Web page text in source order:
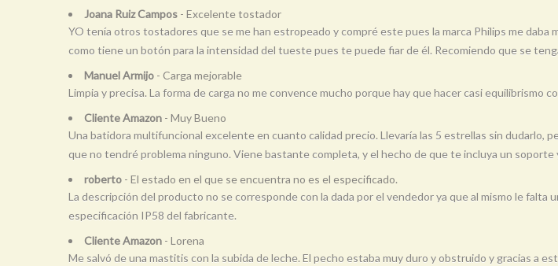
Joana Ruiz Campos - Excelente tostador
YO tenía otros tostadores que se me han estropeado y compré este pues la marca Philips me
como tiene un botón para la intensidad del tueste pues te puede fiar de él. Recomiendo que se
Manuel Armijo - Carga mejorable
Limpia y precisa. La forma de carga no me convence mucho porque hay que hacer casi equilibrismo
Cliente Amazon - Muy Bueno
Una batidora multifuncional excelente en cuanto calidad precio. Llevaría las 5 estrellas sin dudarlo,
que no tendré problema ninguno. Viene bastante completa, y el hecho de que te incluya un
roberto - El estado en el que se encuentra no es el especificado.
La descripción del producto no se corresponde con la dada por el vendedor ya que al mismo le falta
especificación IP58 del fabricante.
Cliente Amazon - Lorena
Me salvó de una mastitis con la subida de leche. El pecho estaba muy duro y obstruido y gracias a